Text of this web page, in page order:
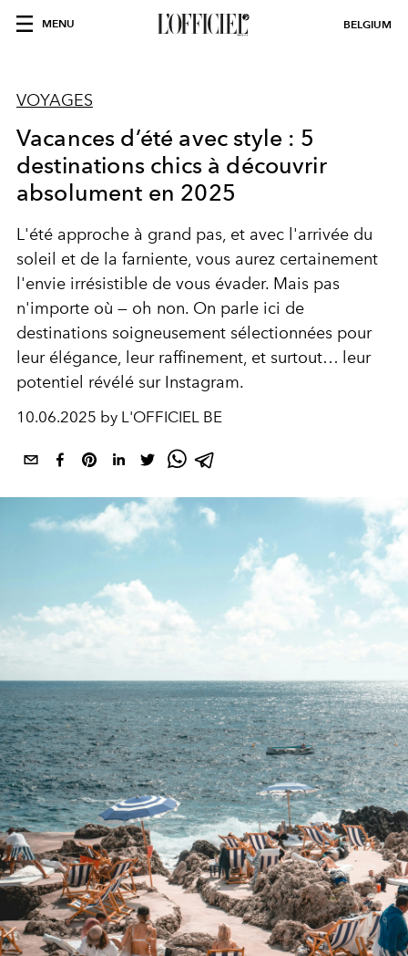
MENU BELGIUM
VOYAGES
Vacances d’été avec style : 5
destinations chics à découvrir
absolument en 2025
L'été approche à grand pas, et avec l'arrivée du
soleil et de la farniente, vous aurez certainement
l'envie irrésistible de vous évader. Mais pas
n'importe où — oh non. On parle ici de
destinations soigneusement sélectionnées pour
leur élégance, leur raffinement, et surtout… leur
potentiel révélé sur Instagram.
10.06.2025 by L'OFFICIEL BE